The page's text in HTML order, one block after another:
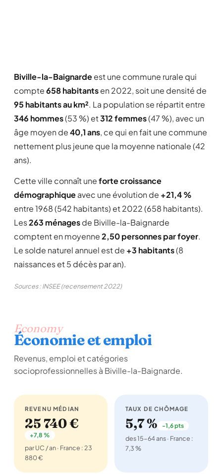
Biville-la-Baignardeest une commune rurale qui
compte658 habitantsen 2022, soit une densité de
95 habitants au km². La population se répartit entre
346 hommes(53 %) et312 femmes(47 %), avec un
âge moyen de40,1 ans, ce qui en fait une commune
nettement plus jeune que la moyenne nationale (42
ans).
Cette ville connaît uneforte croissance
démographiqueavec une évolution de +21,4 %
entre 1968 (542 habitants) et 2022 (658 habitants).
Les263 ménagesde Biville-la-Baignarde
comptent en moyenne2,50 personnes par foyer.
Le solde naturel annuel est de +3 habitants(8
naissances et 5 décès par an).
Sources : INSEE (recensement 2022)
Economy
Économie et emploi
Revenus, emploi et catégories
socioprofessionnelles à Biville-la-Baignarde.
REVENU MÉDIAN
25 740 €
+7,8 %
par UC / an · France : 23
880 €
TAUX DE CHÔMAGE
5,7 % -1,6 pts
des 15-64 ans · France :
7,3 %